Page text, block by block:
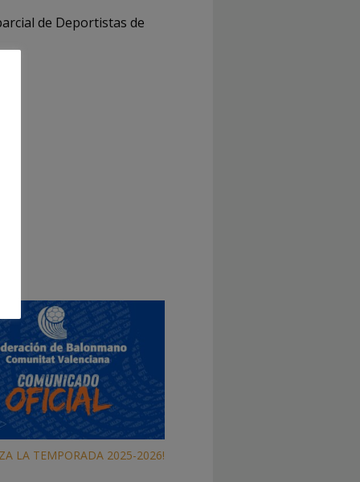
de Deportistas de
LA TEMPORADA 2025-2026!